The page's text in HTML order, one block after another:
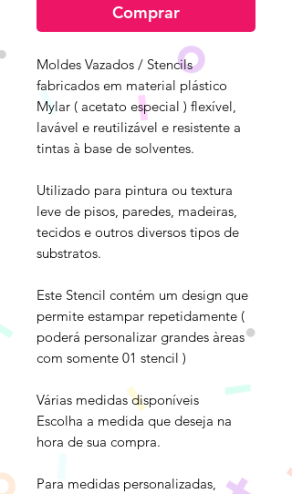
Comprar
Moldes Vazados / Stencils
fabricados em material plástico
Mylar ( acetato especial ) flexível,
lavável e reutilizável e resistente a
tintas à base de solventes.
Utilizado para pintura ou textura
leve de pisos, paredes, madeiras,
tecidos e outros diversos tipos de
substratos.
Este Stencil contém um design que
permite estampar repetidamente (
poderá personalizar grandes àreas
com somente 01 stencil )
Várias medidas disponíveis
Escolha a medida que deseja na
hora de sua compra.
Para medidas personalizadas,